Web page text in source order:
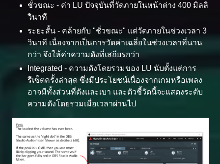
ชั่วขณะ - ค่า LU ปัจจุบันที่วัดภายในหน้าต่าง 400 มิลลิ
วินาที
ระยะสั้น - คล้ายกับ "ชั่วขณะ" แต่วัดภายในช่วงเวลา 3
วินาที เนื่องจากเป็นการวัดค่าเฉลี่ยในช่วงเวลาที่นาน
กว่า จึงให้ค่าความดังที่เสถียรกว่า
Integrated - ความดังโดยรวมของ LU นับตั้งแต่การ
รีเซ็ตครั้งล่าสุด ซึ่งมีประโยชน์เนื่องจากเกมหรือเพลง
อาจมีทั้งส่วนที่ดังและเบา และตัวชี้วัดนี้จะแสดงระดับ
ความดังโดยรวมเมื่อเวลาผ่านไป